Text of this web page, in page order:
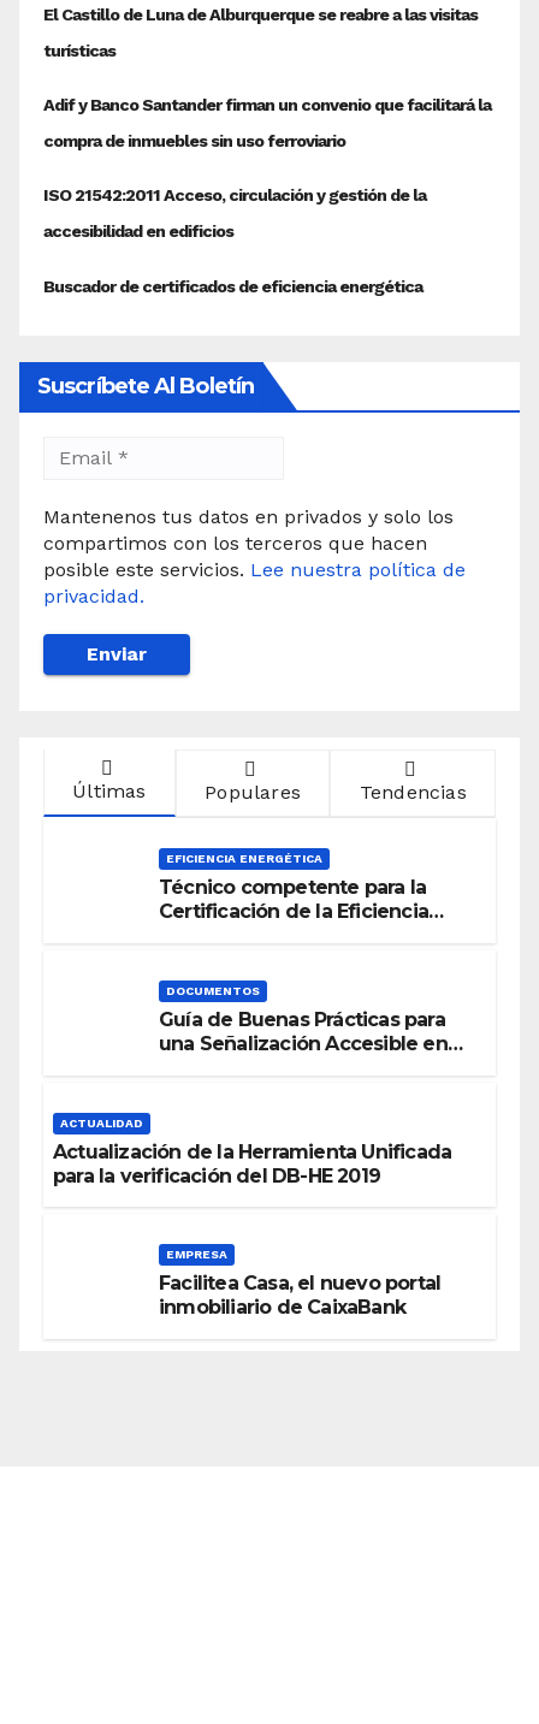
Suscríbete Al Boletín
Mantenenos tus datos en privados y solo los
compartimos con los terceros que hacen
posible este servicios. Lee nuestra política de
privacidad.
Últimas Populares Tendencias
EFICIENCIA ENERGÉTICA
Técnico competente para la
Certificación de la Eficiencia
DOCUMENTOS
Guía de Buenas Prácticas para
una Señalización Accesible en
ACTUALIDAD
Actualización de la Herramienta Unificada
para la verificación del DB-HE 2019
EMPRESA
Facilitea Casa, el nuevo portal
inmobiliario de CaixaBank